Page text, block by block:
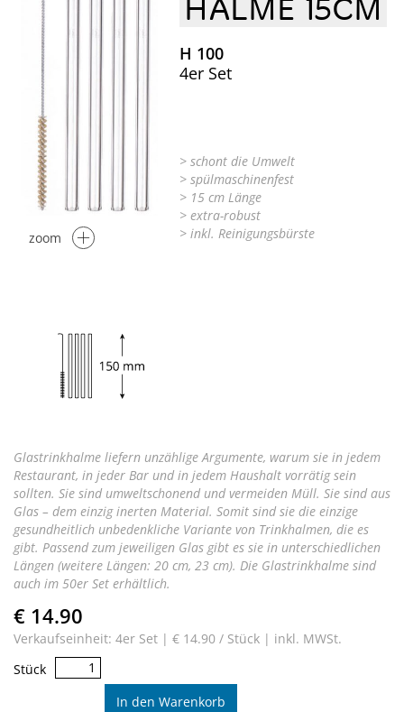
zoom
HALME 15CM
H 100
4er Set
> schont die Umwelt
> spülmaschinenfest
> 15 cm Länge
> extra-robust
> inkl. Reinigungsbürste
Glastrinkhalme liefern unzählige Argumente, warum sie in jedem
Restaurant, in jeder Bar und in jedem Haushalt vorrätig sein
sollten. Sie sind umweltschonend und vermeiden Müll. Sie sind aus
Glas – dem einzig inerten Material. Somit sind sie die einzige
gesundheitlich unbedenkliche Variante von Trinkhalmen, die es
gibt. Passend zum jeweiligen Glas gibt es sie in unterschiedlichen
Längen (weitere Längen: 20 cm, 23 cm). Die Glastrinkhalme sind
auch im 50er Set erhältlich.
€ 14.90
Verkaufseinheit: 4er Set | € 14.90 / Stück | inkl. MWSt.
Stück
Glastrink­
halme
In den Warenkorb